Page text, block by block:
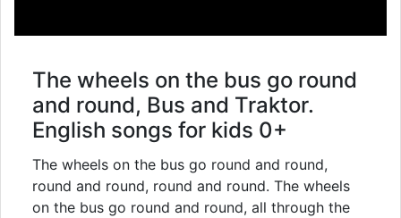
The wheels on the bus go round
and round, Bus and Traktor.
English songs for kids 0+
The wheels on the bus go round and round,
round and round, round and round. The wheels
on the bus go round and round, all through the